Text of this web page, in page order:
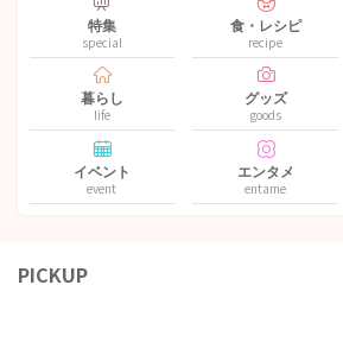
特集
special
食・レシピ
recipe
暮らし
life
グッズ
goods
イベント
event
エンタメ
entame
PICKUP